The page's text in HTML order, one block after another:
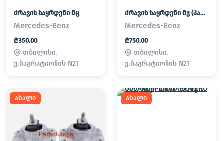
ძრავის საყრდენი მც
Mercedes-Benz
₾350.00
თბილისი,
ვ.ბაგრატიონის N21
ძრავის საყრდენი მჯ (პადმატორნი)
Mercedes-Benz
₾750.00
თბილისი,
ვ.ბაგრატიონის N21
ახალი ახალი